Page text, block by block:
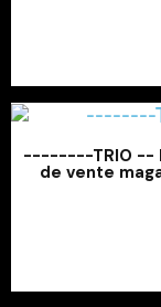
--------TRIO --
de vente